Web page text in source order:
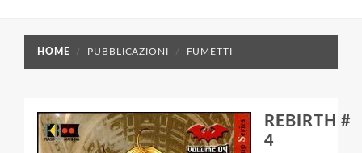
HOME PUBBLICAZIONI FUMETTI
REBIRTH #
4